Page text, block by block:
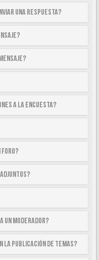
una respuesta?
a la encuesta?
foro?
adjuntos?
un moderador?
la publicación de temas?